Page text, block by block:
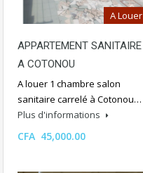
A Louer
APPARTEMENT SANITAIRE
A COTONOU
A louer 1 chambre salon
sanitaire carrelé à Cotonou…
Plus d'informations
CFA 45,000.00